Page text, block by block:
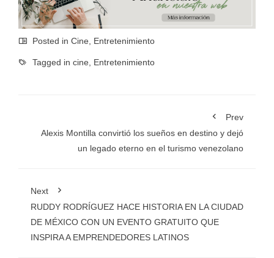
Posted in Cine, Entretenimiento
Tagged in cine, Entretenimiento
Prev
Alexis Montilla convirtió los sueños en destino y dejó
un legado eterno en el turismo venezolano
Next
RUDDY RODRÍGUEZ HACE HISTORIA EN LA CIUDAD
DE MÉXICO CON UN EVENTO GRATUITO QUE
INSPIRA A EMPRENDEDORES LATINOS